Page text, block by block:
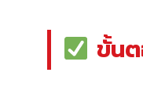
ขั้น